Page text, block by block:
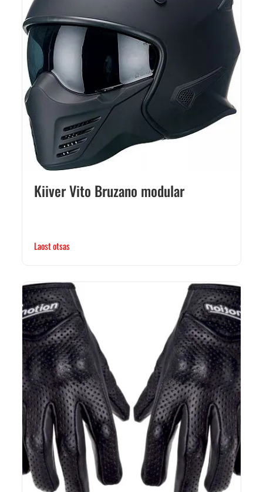
Kiiver Vito Bruzano modular
Laost otsas